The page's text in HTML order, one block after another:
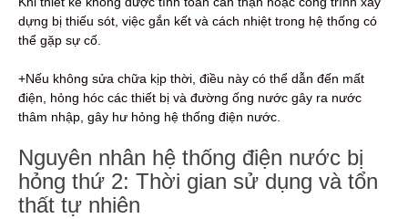
dựng bị thiếu sót, việc gắn kết và cách nhiệt trong hệ thống có
thể gặp sự cố.
+Nếu không sửa chữa kịp thời, điều này có thể dẫn đến mất
điện, hỏng hóc các thiết bị và đường ống nước gây ra nước
thâm nhập, gây hư hỏng hệ thống điện nước.
Nguyên nhân hệ thống điện nước bị
hỏng thứ 2: Thời gian sử dụng và tổn
thất tự nhiên